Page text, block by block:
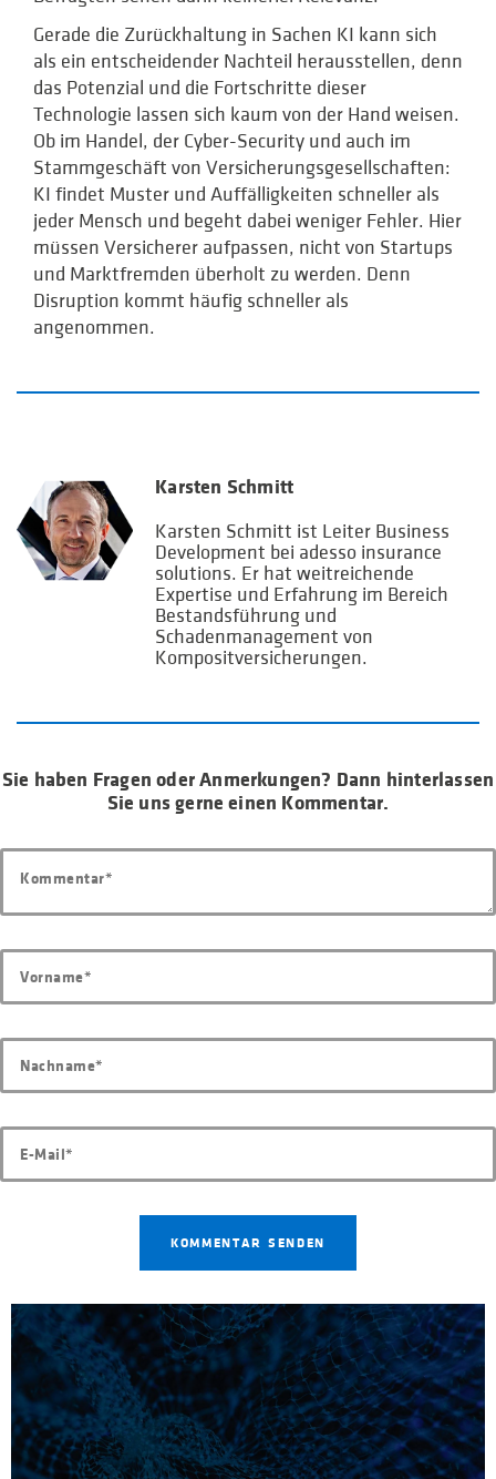
Gerade die Zurückhaltung in Sachen KI kann sich
als ein entscheidender Nachteil herausstellen, denn
das Potenzial und die Fortschritte dieser
Technologie lassen sich kaum von der Hand weisen.
Ob im Handel, der Cyber-Security und auch im
Stammgeschäft von Versicherungsgesellschaften:
KI findet Muster und Auffälligkeiten schneller als
jeder Mensch und begeht dabei weniger Fehler. Hier
müssen Versicherer aufpassen, nicht von Startups
und Marktfremden überholt zu werden. Denn
Disruption kommt häufig schneller als
angenommen.
Karsten Schmitt
Karsten Schmitt ist Leiter Business
Development bei adesso insurance
solutions. Er hat weitreichende
Expertise und Erfahrung im Bereich
Bestandsführung und
Schadenmanagement von
Kompositversicherungen.
Sie haben Fragen oder Anmerkungen? Dann hinterlassen
Sie uns gerne einen Kommentar.